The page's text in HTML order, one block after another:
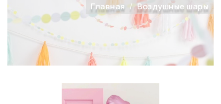
Главная Воздушные шары